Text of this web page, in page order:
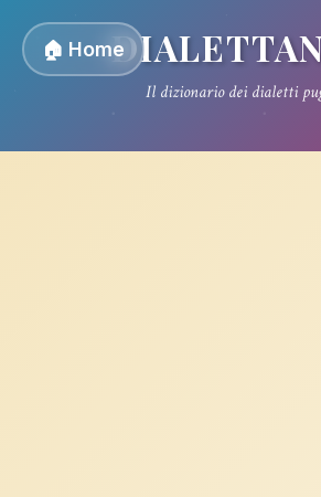
🏠 Home
Il dizionario dei dialetti